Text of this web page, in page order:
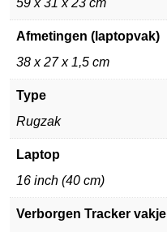
59 x 31 x 23 cm
Afmetingen (laptopvak)
38 x 27 x 1,5 cm
Type
Rugzak
Laptop
16 inch (40 cm)
Verborgen Tracker vakje